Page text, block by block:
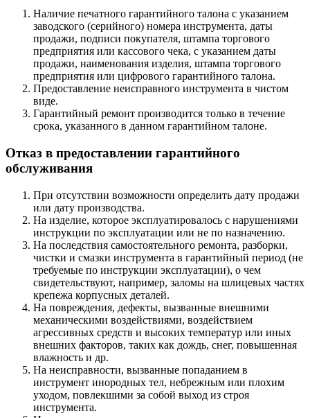
Наличие печатного гарантийного талона с указанием
заводского (серийного) номера инструмента, даты
продажи, подписи покупателя, штампа торгового
предприятия или кассового чека, с указанием даты
продажи, наименования изделия, штампа торгового
предприятия или цифрового гарантийного талона.
Предоставление неисправного инструмента в чистом
виде.
Гарантийный ремонт производится только в течение
срока, указанного в данном гарантийном талоне.
Отказ в предоставлении гарантийного
обслуживания
При отсутствии возможности определить дату продажи
или дату производства.
На изделие, которое эксплуатировалось с нарушениями
инструкции по эксплуатации или не по назначению.
На последствия самостоятельного ремонта, разборки,
чистки и смазки инструмента в гарантийный период (не
требуемые по инструкции эксплуатации), о чем
свидетельствуют, например, заломы на шлицевых частях
крепежа корпусных деталей.
На повреждения, дефекты, вызванные внешними
механическими воздействиями, воздействием
агрессивных средств и высоких температур или иных
внешних факторов, таких как дождь, снег, повышенная
влажность и др.
На неисправности, вызванные попаданием в
инструмент инородных тел, небрежным или плохим
уходом, повлекшими за собой выход из строя
инструмента.